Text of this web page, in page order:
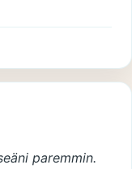
paremmin.